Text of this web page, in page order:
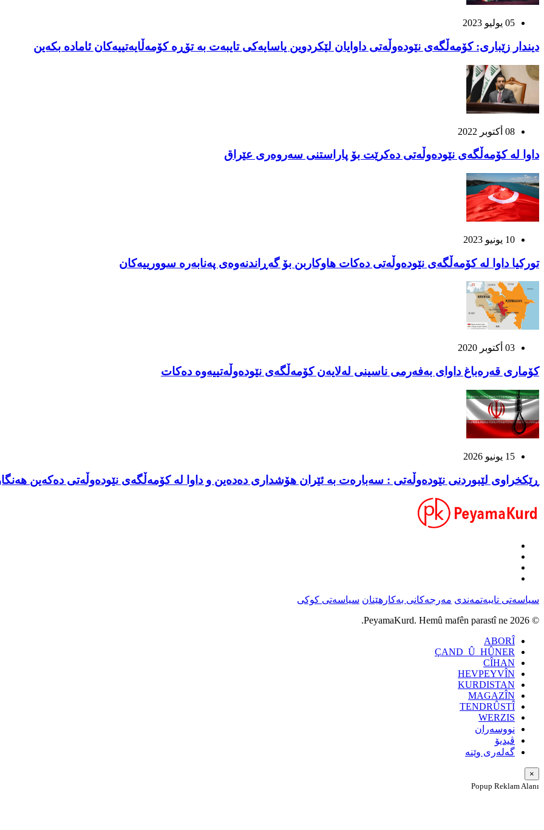
05 يوليو 2023
دیندار زێباری: کۆمەڵگەی نێودەوڵەتی داوایان لێکردوین یاسایەکی تایبەت بە تۆڕە کۆمەڵایەتییەکان ئامادە بکەین
08 أكتوبر 2022
داوا لە کۆمەڵگەی نێودەوڵەتی دەکرێت بۆ پاراستنی سەروەری عێراق
10 يونيو 2023
تورکیا داوا لە کۆمەڵگەی نێودەوڵەتی دەکات هاوکاربن بۆ گەڕاندنەوەی پەنابەرە سوورییەکان
03 أكتوبر 2020
کۆماری قەرەباغ داوای بەفەرمی ناسینی لەلایەن کۆمەڵگەی نێودەوڵەتییەوە دەکات
15 يونيو 2026
ڕێکخراوی لێبوردنی نێودەوڵەتی : سەبارەت بە ئێران هۆشداری دەدەین و داوا لە کۆمەڵگەی نێودەوڵەتی دەکەین
سیاسەتی تایبەتمەندی مەرجەکانی بەکارهێنان سیاسەتی کوکی
© 2026 PeyamaKurd. Hemû mafên parastî ne.
ABORÎ
ÇAND_Û_HÛNER
CÎHAN
HEVPEYVÎN
KURDISTAN
MAGAZÎN
TENDRÛSTÎ
WERZIS
نووسەران
ڤیدیۆ
گەلەری وێنە
×
Popup Reklam Alanı